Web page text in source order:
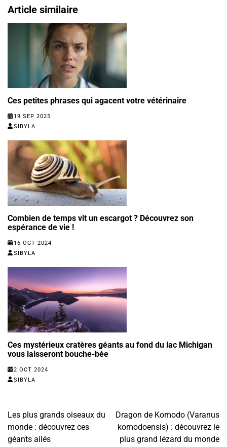
Article similaire
Ces petites phrases qui agacent votre vétérinaire
19 SEP 2025
SIBYLA
Combien de temps vit un escargot ? Découvrez son
espérance de vie !
16 OCT 2024
SIBYLA
Ces mystérieux cratères géants au fond du lac Michigan
vous laisseront bouche-bée
2 OCT 2024
SIBYLA
Navigation
de
l’article
Les plus grands oiseaux du
monde : découvrez ces
géants ailés
Dragon de Komodo (Varanus
komodoensis) : découvrez le
plus grand lézard du monde